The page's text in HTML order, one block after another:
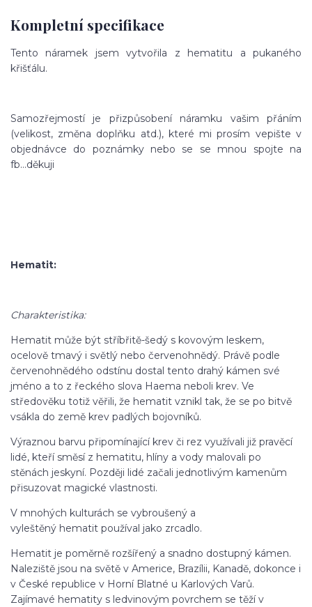
Kompletní specifikace
Tento náramek jsem vytvořila z hematitu a pukaného
křišťálu.
Samozřejmostí je přizpůsobení náramku vašim přáním
(velikost, změna doplňku atd.), které mi prosím vepište v
objednávce do poznámky nebo se se mnou spojte na
fb...děkuji
Hematit:
Charakteristika:
Hematit může být stříbřitě-šedý s kovovým leskem,
ocelově tmavý i světlý nebo červenohnědý. Právě podle
červenohnědého odstínu dostal tento drahý kámen své
jméno a to z řeckého slova Haema neboli krev. Ve
středověku totiž věřili, že hematit vznikl tak, že se po bitvě
vsákla do země krev padlých bojovníků.
Výraznou barvu připomínající krev či rez využívali již pravěcí
lidé, kteří směsí z hematitu, hlíny a vody malovali po
stěnách jeskyní. Později lidé začali jednotlivým kamenům
přisuzovat magické vlastnosti.
V mnohých kulturách se vybroušený a
vyleštěný hematit používal jako zrcadlo.
Hematit je poměrně rozšířený a snadno dostupný kámen.
Naleziště jsou na světě v Americe, Brazílii, Kanadě, dokonce i
v České republice v Horní Blatné u Karlových Varů.
Zajímavé hematity s ledvinovým povrchem se těží v